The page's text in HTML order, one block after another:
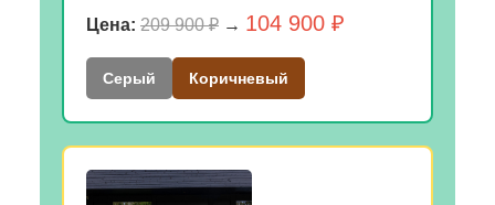
Цена: 209 900 ₽ → 104 900 ₽
Серый Коричневый